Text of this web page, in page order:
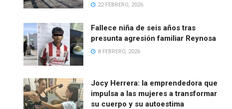
22 FEBRERO, 2026
Fallece niña de seis años tras
presunta agresión familiar Reynosa
8 FEBRERO, 2026
Jocy Herrera: la emprendedora que
impulsa a las mujeres a transformar
su cuerpo y su autoestima